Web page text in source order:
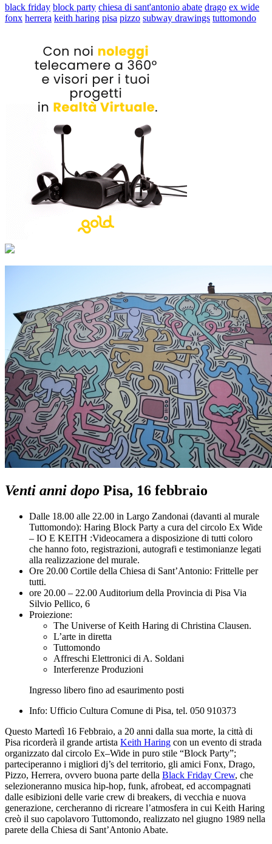
black friday block party chiesa di sant'antonio abate drago ex wide
fonx herrera keith haring pisa pizzo subway drawings tuttomondo
Venti anni dopo Pisa, 16 febbraio
Dalle 18.00 alle 22.00 in Largo Zandonai (davanti al murale
Tuttomondo): Haring Block Party a cura del circolo Ex Wide
– IO E KEITH :Videocamera a disposizione di tutti coloro
che hanno foto, registrazioni, autografi e testimonianze legati
alla realizzazione del murale.
Ore 20.00 Cortile della Chiesa di Sant’Antonio: Frittelle per
tutti.
ore 20.00 – 22.00 Auditorium della Provincia di Pisa Via
Silvio Pellico, 6
Proiezione:
The Universe of Keith Haring di Christina Clausen.
L’arte in diretta
Tuttomondo
Affreschi Elettronici di A. Soldani
Interferenze Produzioni
Ingresso libero fino ad esaurimento posti
Info: Ufficio Cultura Comune di Pisa, tel. 050 910373
Questo Martedì 16 Febbraio, a 20 anni dalla sua morte, la città di
Pisa ricorderà il grande artista Keith Haring con un evento di strada
organizzato dal circolo Ex–Wide in puro stile “Block Party”;
parteciperanno i migliori dj’s del territorio, gli amici Fonx, Drago,
Pizzo, Herrera, ovvero buona parte della Black Friday Crew, che
selezioneranno musica hip-hop, funk, afrobeat, ed accompagnati
dalle esibizioni delle varie crew di breakers, di vecchia e nuova
generazione, cercheranno di ricreare l’atmosfera in cui Keith Haring
creò il suo capolavoro Tuttomondo, realizzato nel giugno 1989 nella
parete della Chiesa di Sant’Antonio Abate.